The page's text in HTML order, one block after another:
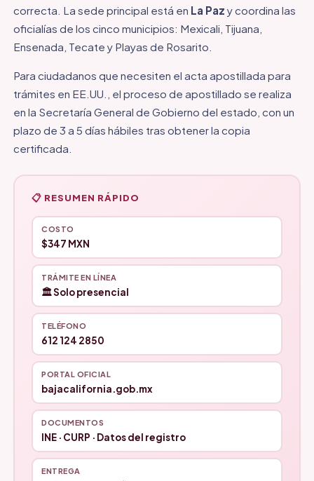
correcta. La sede principal está en La Paz y coordina las
oficialías de los cinco municipios: Mexicali, Tijuana,
Ensenada, Tecate y Playas de Rosarito.
Para ciudadanos que necesiten el acta apostillada para
trámites en EE.UU., el proceso de apostillado se realiza
en la Secretaría General de Gobierno del estado, con un
plazo de 3 a 5 días hábiles tras obtener la copia
certificada.
📋 RESUMEN RÁPIDO
COSTO
$347 MXN
TRÁMITE EN LÍNEA
🏛️ Solo presencial
TELÉFONO
612 124 2850
PORTAL OFICIAL
bajacalifornia.gob.mx
DOCUMENTOS
INE · CURP · Datos del registro
ENTREGA